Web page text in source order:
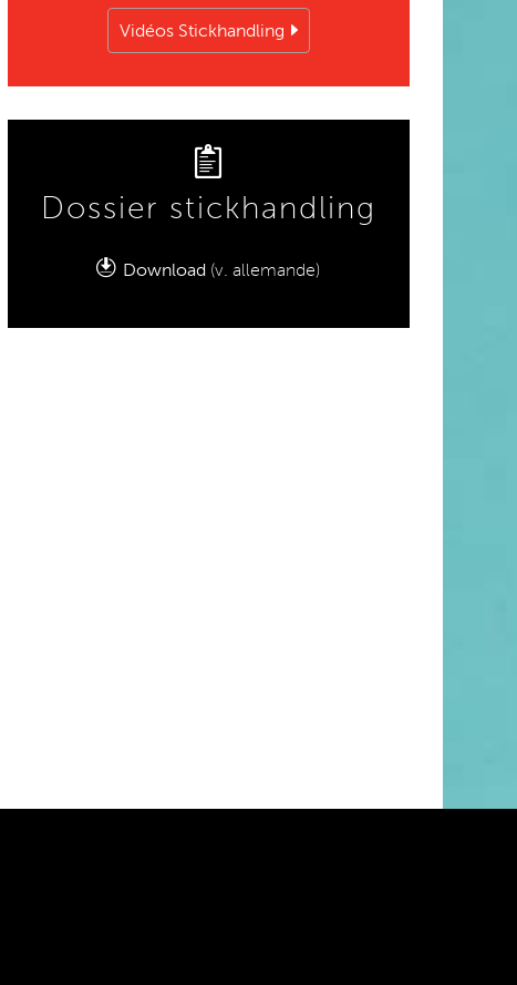
Vidéos Stickhandling
Dossier stickhandling
Download (v. allemande)